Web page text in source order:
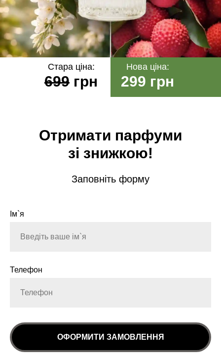
Стара ціна: Нова ціна:
699 грн 299 грн
Отримати парфуми
зі знижкою!
Заповніть форму
Ім`я
Телефон
ОФОРМИТИ ЗАМОВЛЕННЯ